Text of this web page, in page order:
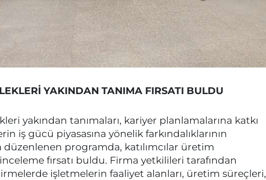
YAKINDAN TANIMA FIRSATI BULDU
yakından tanımaları, kariyer planlamalarına katkı
iş gücü piyasasına yönelik farkındalıklarının
düzenlenen programda, katılımcılar üretim
fırsatı buldu. Firma yetkilileri tarafından
işletmelerin faaliyet alanları, üretim süreçleri,